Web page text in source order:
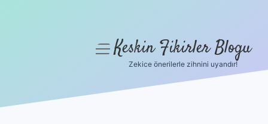
menüyüKeskin Fikirler Blogu
Zekice önerilerle zihnini uyandır!